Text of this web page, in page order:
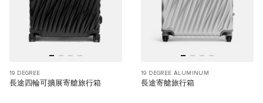
19 DEGREE
長途四輪可擴展寄艙旅行箱
19 DEGREE ALUMINUM
長途寄艙旅行箱